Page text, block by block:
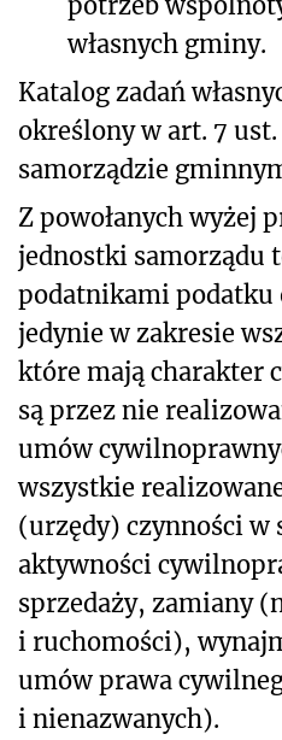
własnych gminy.
Katalog zadań
określony w art. 7 ust.
samorządzie
Z powołanych wyżej
jednostki samorządu
podatnikami podatku
jedynie w zakresie
które mają charakter
są przez nie
umów
wszystkie
(urzędy) czynności w
aktywności
sprzedaży, zamiany
i ruchomości),
umów prawa
i nienazwanych).